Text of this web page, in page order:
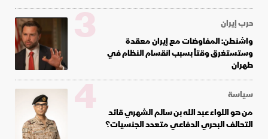
حرب إيران
واشنطن: المفاوضات مع إيران معقدة
وستستغرق وقتاً بسبب انقسام النظام في
طهران
3
سياسة
من هو اللواء عبد الله بن سالم الشهري قائد
التحالف البحري الدفاعي متعدد الجنسيات؟
4